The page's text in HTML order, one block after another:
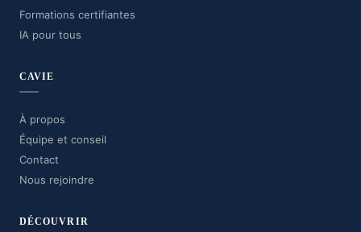
Formations certifiantes
IA pour tous
CAVIE
À propos
Équipe et conseil
Contact
Nous rejoindre
DÉCOUVRIR